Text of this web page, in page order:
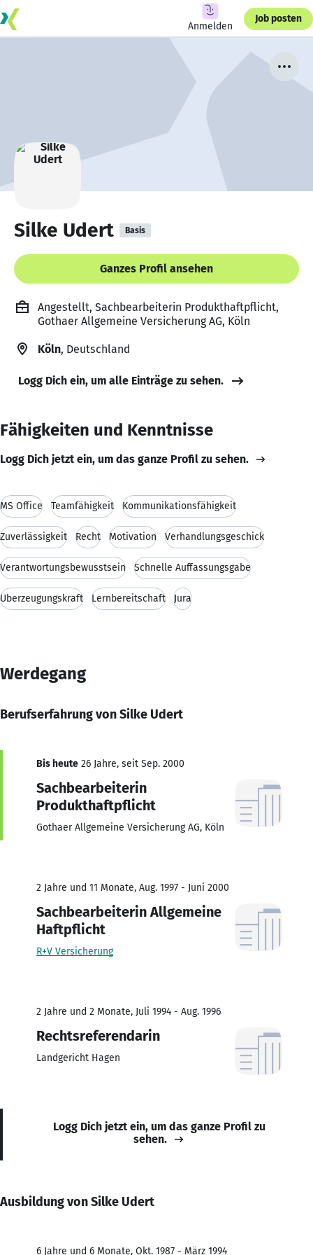
Anmelden
Job posten
Silke Udert Basis
Ganzes Profil ansehen
Angestellt, Sachbearbeiterin Produkthaftpflicht,
Gothaer Allgemeine Versicherung AG, Köln
Köln, Deutschland
Logg Dich ein, um alle Einträge zu sehen.
Fähigkeiten und Kenntnisse
Logg Dich jetzt ein, um das ganze Profil zu sehen.
MS Office Teamfähigkeit Kommunikationsfähigkeit
Zuverlässigkeit Recht Motivation Verhandlungsgeschick
Verantwortungsbewusstsein Schnelle Auffassungsgabe
Überzeugungskraft Lernbereitschaft Jura
Werdegang
Berufserfahrung von Silke Udert
Bis heute 26 Jahre, seit Sep. 2000
Sachbearbeiterin
Produkthaftpflicht
Gothaer Allgemeine Versicherung AG, Köln
2 Jahre und 11 Monate, Aug. 1997 - Juni 2000
Sachbearbeiterin Allgemeine
Haftpflicht
R+V Versicherung
2 Jahre und 2 Monate, Juli 1994 - Aug. 1996
Rechtsreferendarin
Landgericht Hagen
Logg Dich jetzt ein, um das ganze Profil zu
sehen.
Ausbildung von Silke Udert
6 Jahre und 6 Monate, Okt. 1987 - März 1994